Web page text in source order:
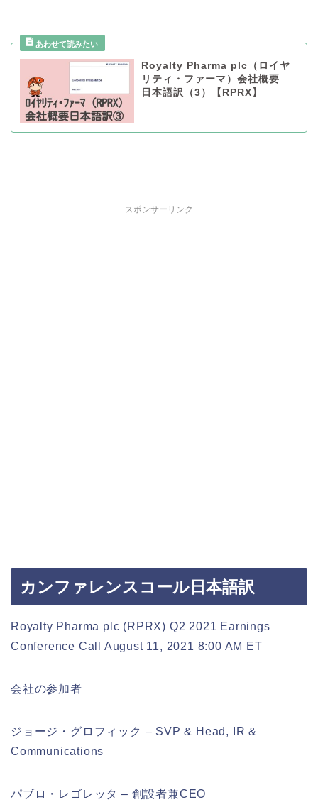
Royalty Pharma plc（ロイヤ
リティ・ファーマ）会社概要
日本語訳（3）【RPRX】
スポンサーリンク
カンファレンスコール日本語訳
Royalty Pharma plc (RPRX) Q2 2021 Earnings
Conference Call August 11, 2021 8:00 AM ET
会社の参加者
ジョージ・グロフィック – SVP & Head, IR &
Communications
パブロ・レゴレッタ – 創設者兼CEO